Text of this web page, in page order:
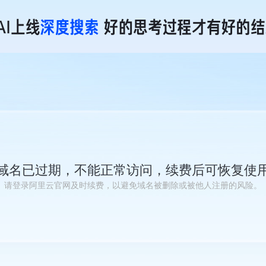
名已过期，不能正常访问，续费后可恢复使
请登录阿里云官网及时续费，以避免域名被删除或被他人注册的风险。